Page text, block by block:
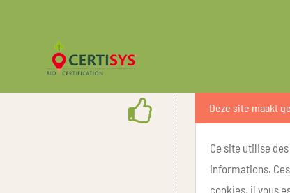
Deze site maakt
Ce site utilise
informations.
cookies, il vous